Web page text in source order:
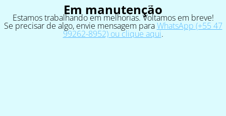
Em manutenção
Estamos trabalhando em melhorias. Voltamos em breve!
Se precisar de algo, envie mensagem paraWhatsApp (+55 47
99262-8952) ou clique aqui.